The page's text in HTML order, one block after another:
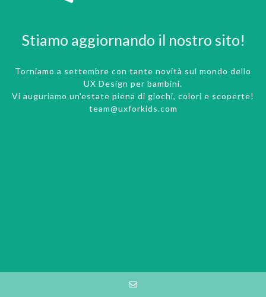
Stiamo aggiornando il nostro sito!
Torniamo a settembre con tante novità sul mondo dello
UX Design per bambini.
Vi auguriamo un'estate piena di giochi, colori e scoperte!
team@uxforkids.com